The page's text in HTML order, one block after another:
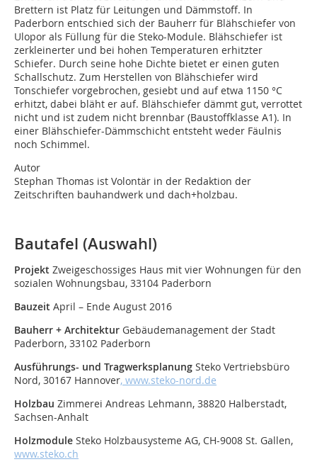
Brettern ist Platz für Leitungen und Dämmstoff. In
Paderborn entschied sich der Bauherr für Blähschiefer von
Ulopor als Füllung für die Steko-Module. Blähschiefer ist
zerkleinerter und bei hohen Temperaturen erhitzter
Schiefer. Durch seine hohe Dichte bietet er einen guten
Schallschutz. Zum Herstellen von Blähschiefer wird
Tonschiefer vorgebrochen, gesiebt und auf etwa 1150 °C
erhitzt, dabei bläht er auf. Blähschiefer dämmt gut, verrottet
nicht und ist zudem nicht brennbar (Baustoffklasse A1). In
einer Blähschiefer-Dämmschicht entsteht weder Fäulnis
noch Schimmel.
Autor
Stephan Thomas ist Volontär in der Redaktion der
Zeitschriften bauhandwerk und dach+holzbau.
Bautafel (Auswahl)
Projekt Zweigeschossiges Haus mit vier Wohnungen für den
sozialen Wohnungsbau, 33104 Paderborn
Bauzeit April – Ende August 2016
Bauherr + Architektur Gebäudemanagement der Stadt
Paderborn, 33102 Paderborn
Ausführungs- und Tragwerksplanung Steko Vertriebsbüro
Nord, 30167 Hannover, www.steko-nord.de
Holzbau Zimmerei Andreas Lehmann, 38820 Halberstadt,
Sachsen-Anhalt
Holzmodule Steko Holzbausysteme AG, CH-9008 St. Gallen,
www.steko.ch